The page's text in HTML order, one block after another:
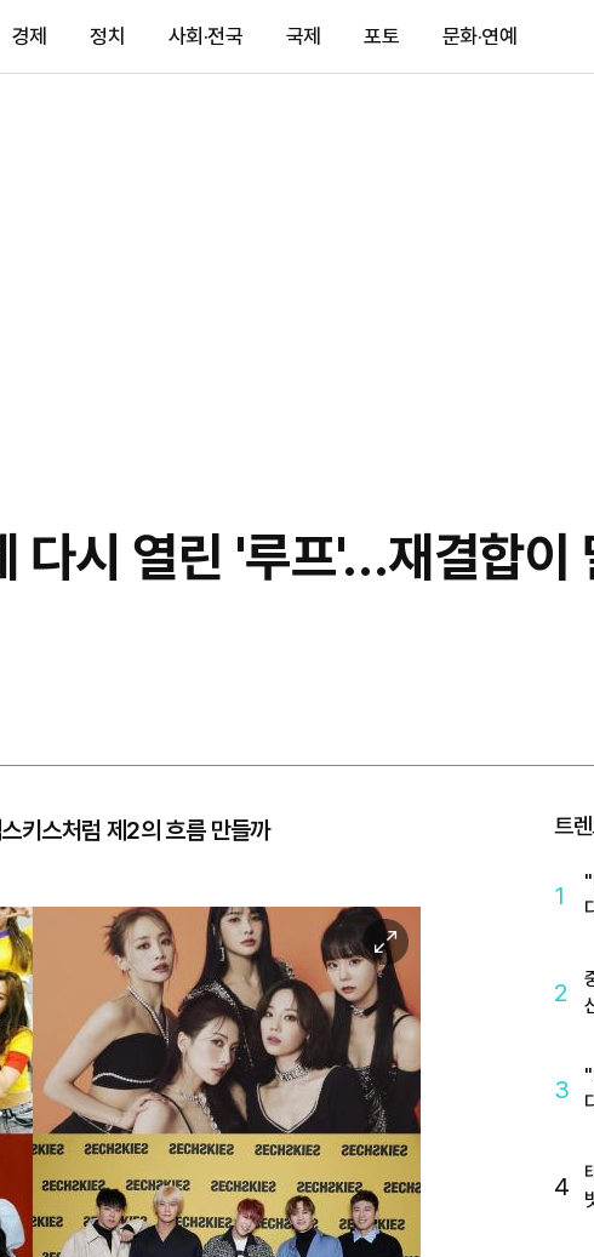
경제 정치 사회·전국 국제 포토 문화·연예
다시 열린 '루프'…재결합이
키스처럼 제2의 흐름 만들까
미
지
확
대
트
1
2
3
4